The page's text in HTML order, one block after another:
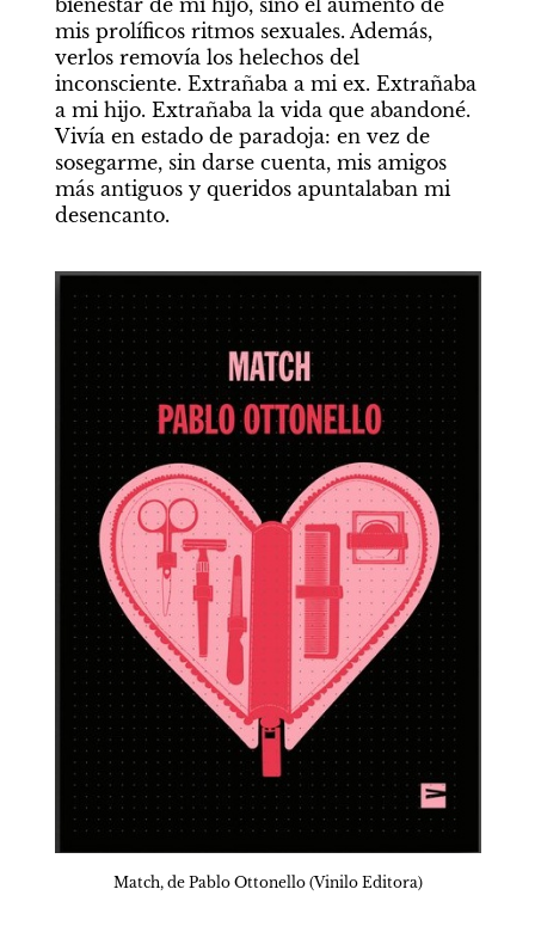
bienestar de mi hijo, sino el aumento de
mis prolíficos ritmos sexuales. Además,
verlos removía los helechos del
inconsciente. Extrañaba a mi ex. Extrañaba
a mi hijo. Extrañaba la vida que abandoné.
Vivía en estado de paradoja: en vez de
sosegarme, sin darse cuenta, mis amigos
más antiguos y queridos apuntalaban mi
desencanto.
Match, de Pablo Ottonello (Vinilo Editora)